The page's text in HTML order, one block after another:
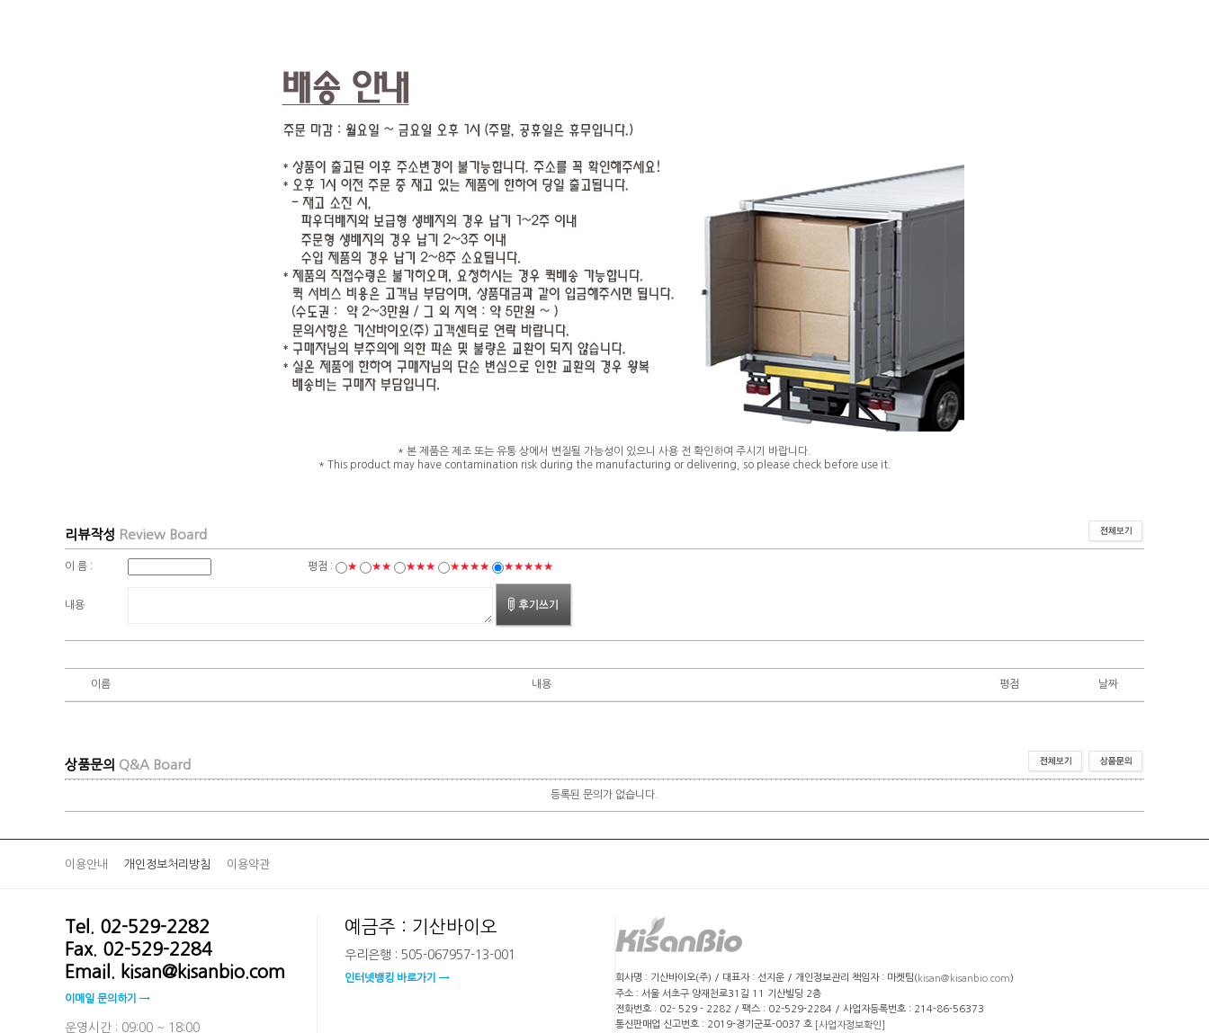
* 본 제품은 제조 또는 유통 상에서 변질될 가능성이 있으니 사용 전 확인하여 주시기 바랍니다.
* This product may have contamination risk during the manufacturing or delivering, so please check before use it.
리뷰작성 Review Board
이 름 : 평점 : ★ ★★ ★★★ ★★★★ ★★★★★
내용
이름 내용 평점 날짜
상품문의 Q&A Board
등록된 문의가 없습니다.
이용안내 개인정보처리방침 이용약관
Tel. 02-529-2282
Fax. 02-529-2284
Email. kisan@kisanbio.com
이메일 문의하기 →
운영시간 : 09:00 ~ 18:00
예금주 : 기산바이오
우리은행 : 505-067957-13-001
인터넷뱅킹 바로가기 → 회사명 : 기산바이오(주) / 대표자 : 선지운 / 개인정보관리 책임자 : 마켓팀( kisan@kisanbio.com)
주소 : 서울 서초구 양재천로31길 11 기산빌딩 2층
전화번호 : 02- 529 - 2282 / 팩스 : 02-529-2284 / 사업자등록번호 : 214-86-56373
통신판매업 신고번호 : 2019-경기군포-0037 호
[사업자정보확인]